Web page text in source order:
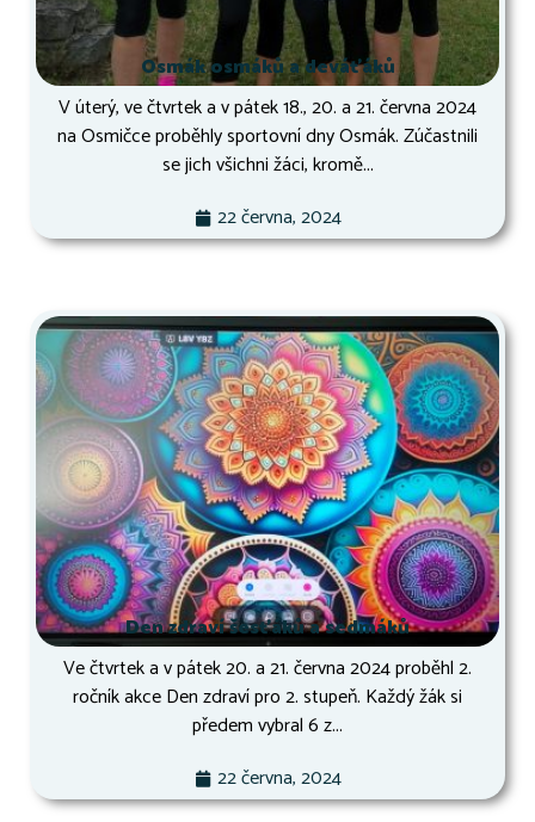
Osmák osmáků a deváťáků
V úterý, ve čtvrtek a v pátek 18., 20. a 21. června 2024
na Osmičce proběhly sportovní dny Osmák. Zúčastnili
se jich všichni žáci, kromě...
22 června, 2024
Den zdraví šesťáků a sedmáků
Ve čtvrtek a v pátek 20. a 21. června 2024 proběhl 2.
ročník akce Den zdraví pro 2. stupeň. Každý žák si
předem vybral 6 z...
22 června, 2024